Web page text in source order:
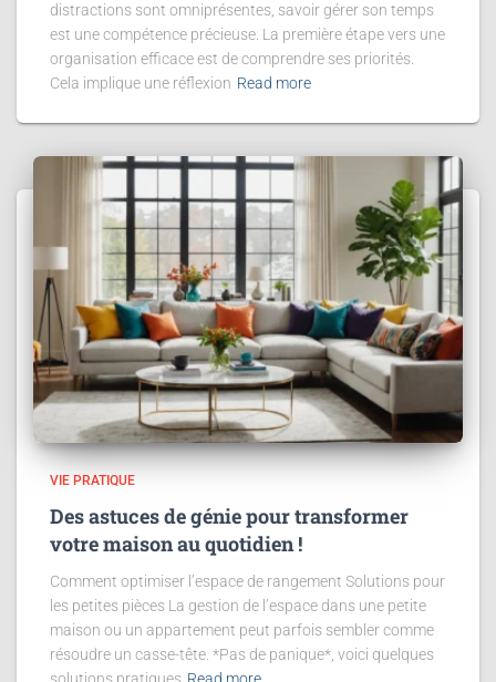
distractions sont omniprésentes, savoir gérer son temps
est une compétence précieuse. La première étape vers une
organisation efficace est de comprendre ses priorités.
Cela implique une réflexion Read more
VIE PRATIQUE
Des astuces de génie pour transformer
votre maison au quotidien !
Comment optimiser l’espace de rangement Solutions pour
les petites pièces La gestion de l’espace dans une petite
maison ou un appartement peut parfois sembler comme
résoudre un casse-tête. *Pas de panique*, voici quelques